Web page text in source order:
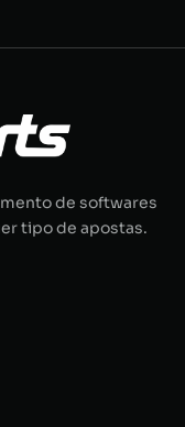
de softwares
tipo de apostas.